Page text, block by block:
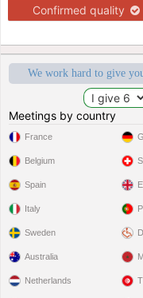
Confirmed quality
We work hard to give
Meetings by country
France
Belgium
Spain
Italy
Sweden
Australia
Netherlands